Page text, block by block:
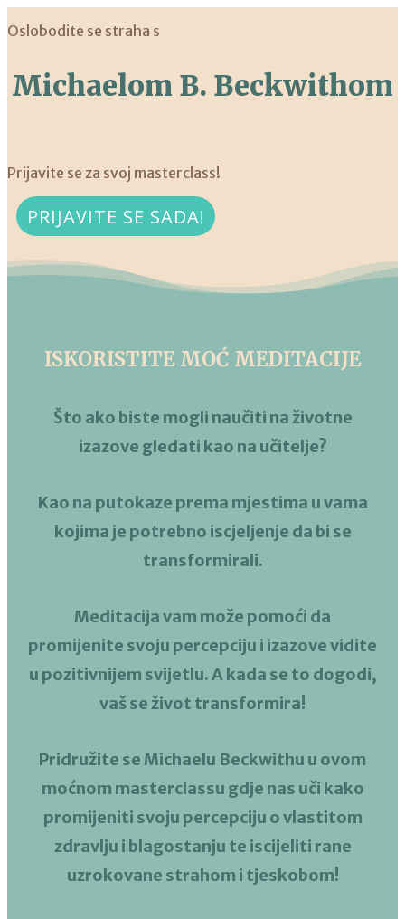
Oslobodite se straha s
Michaelom B. Beckwithom
Prijavite se za svoj masterclass!
PRIJAVITE SE SADA!
ISKORISTITE MOĆ MEDITACIJE
Što ako biste mogli naučiti na životne
izazove gledati kao na učitelje?
Kao na putokaze prema mjestima u vama
kojima je potrebno iscjeljenje da bi se
transformirali.
Meditacija vam može pomoći da
promijenite svoju percepciju i izazove vidite
u pozitivnijem svijetlu. A kada se to dogodi,
vaš se život transformira!
Pridružite se Michaelu Beckwithu u ovom
moćnom masterclassu gdje nas uči kako
promijeniti svoju percepciju o vlastitom
zdravlju i blagostanju te iscijeliti rane
uzrokovane strahom i tjeskobom!